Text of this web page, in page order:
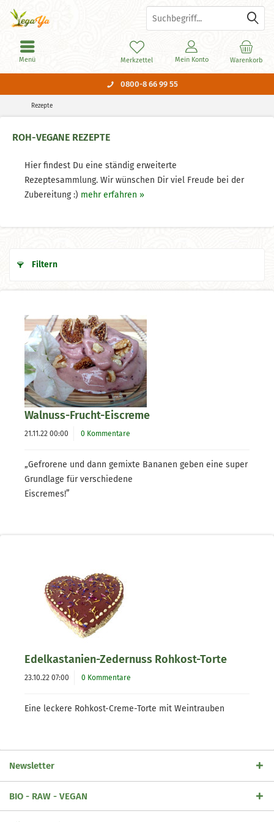
0800-8 66 99 55
Warenkorb
Merkzettel Mein Konto
Menü
Rezepte
ROH-VEGANE REZEPTE
Hier findest Du eine ständig erweiterte
Rezeptesammlung. Wir wünschen Dir viel Freude bei der
Zubereitung :) mehr erfahren »
Filtern
Walnuss-Frucht-Eiscreme
21.11.22 00:00 0 Kommentare
„Gefrorene und dann gemixte Bananen geben eine super
Grundlage für verschiedene
Eiscremes!”
Edelkastanien-Zedernuss Rohkost-Torte
23.10.22 07:00 0 Kommentare
Eine leckere Rohkost-Creme-Torte mit Weintrauben
Newsletter
BIO - RAW - VEGAN